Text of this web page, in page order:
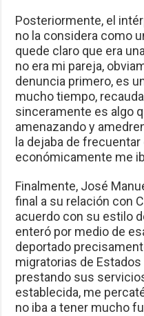
Posteriormente, el
no la considera como
quede claro que era
no era mi pareja,
denuncia primero, es
mucho tiempo,
sinceramente es algo
amenazando y
la dejaba de
económicamente me
Finalmente, José
final a su relación con
acuerdo con su estilo
enteró por medio de
deportado
migratorias de
prestando sus
establecida, me
no iba a tener mucho